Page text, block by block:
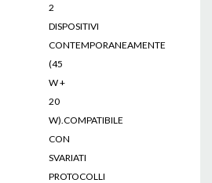
2
DISPOSITIVI
CONTEMPORANEAMENTE
(45
W +
20
W).COMPATIBILE
CON
SVARIATI
PROTOCOLLI